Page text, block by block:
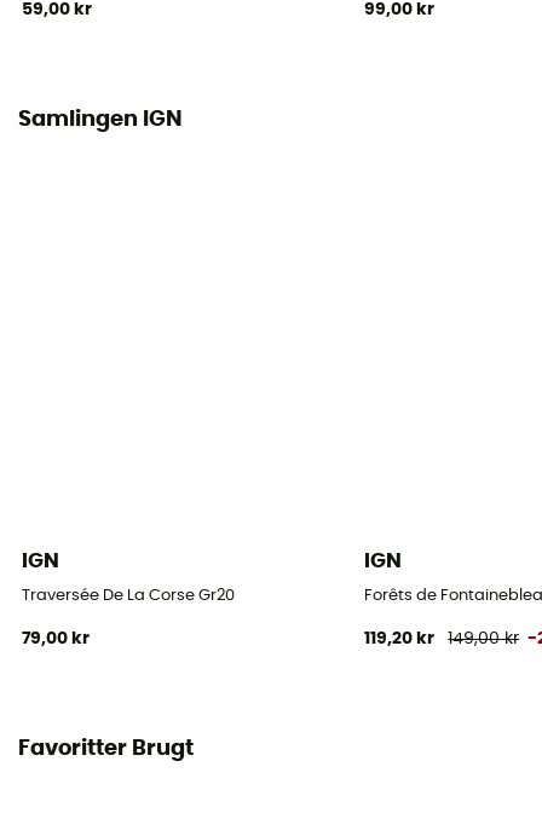
59,00 kr 99,00 kr
Samlingen IGN
IGN
Traversée De La Corse Gr20
79,00 kr
IGN
Forêts de
119,20 kr 149,00 kr -
Favoritter Brugt